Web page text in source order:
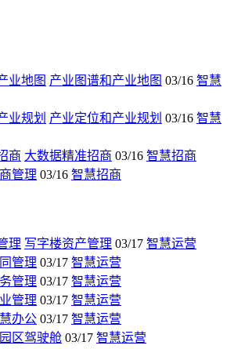
产业图谱和产业地图 03/16 智慧
产业定位和产业规划 03/16 智慧
大数据精准招商 03/16 智慧招商
管理 03/16 智慧招商
写字楼资产管理 03/17 智慧运营
管理 03/17 智慧运营
管理 03/17 智慧运营
管理 03/17 智慧运营
办公 03/17 智慧运营
园区驾驶舱 03/17 智慧运营